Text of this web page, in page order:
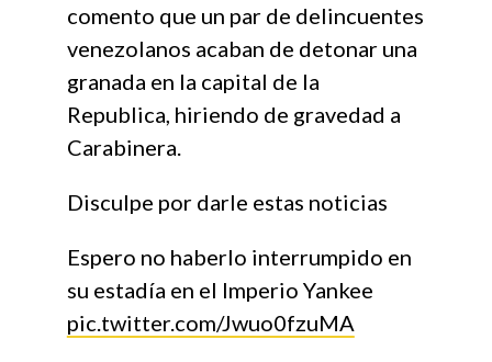
comento que un par de delincuentes
venezolanos acaban de detonar una
granada en la capital de la
Republica, hiriendo de gravedad a
Carabinera.
Disculpe por darle estas noticias
Espero no haberlo interrumpido en
su estadía en el Imperio Yankee
pic.twitter.com/Jwuo0fzuMA